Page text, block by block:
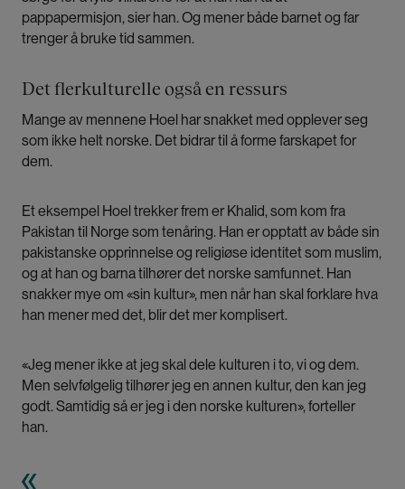
pappapermisjon, sier han. Og mener både barnet og far
trenger å bruke tid sammen.
Det flerkulturelle også en ressurs
Mange av mennene Hoel har snakket med opplever seg
som ikke helt norske. Det bidrar til å forme farskapet for
dem.
Et eksempel Hoel trekker frem er Khalid, som kom fra
Pakistan til Norge som tenåring. Han er opptatt av både sin
pakistanske opprinnelse og religiøse identitet som muslim,
og at han og barna tilhører det norske samfunnet. Han
snakker mye om «sin kultur», men når han skal forklare hva
han mener med det, blir det mer komplisert.
«Jeg mener ikke at jeg skal dele kulturen i to, vi og dem.
Men selvfølgelig tilhører jeg en annen kultur, den kan jeg
godt. Samtidig så er jeg i den norske kulturen», forteller
han.